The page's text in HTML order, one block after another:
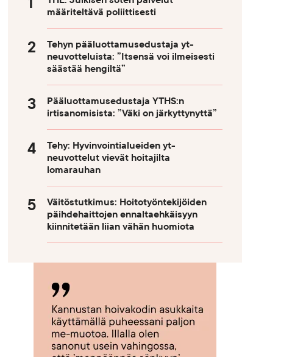
määriteltävä poliittisesti
Tehyn pääluottamusedustaja yt-
neuvotteluista: ”Itsensä voi ilmeisesti
säästää hengiltä”
Pääluottamusedustaja YTHS:n
irtisanomisista: ”Väki on järkyttynyttä”
Tehy: Hyvinvointialueiden yt-
neuvottelut vievät hoitajilta
lomarauhan
Väitöstutkimus: Hoitotyöntekijöiden
päihdehaittojen ennaltaehkäisyyn
kiinnitetään liian vähän huomiota